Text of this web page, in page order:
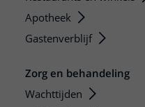
Apotheek
Gastenverblijf
Zorg en behandeling
Wachttijden